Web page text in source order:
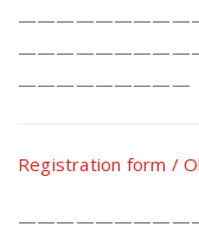
—————————
Registration form /